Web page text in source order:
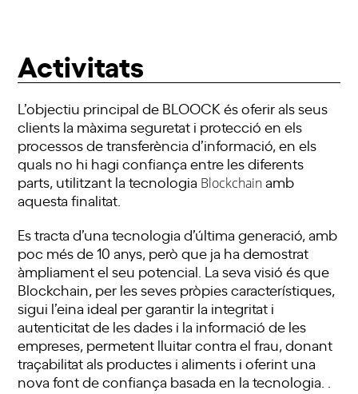
Activitats
L’objectiu principal de BLOOCK és oferir als seus
clients la màxima seguretat i protecció en els
processos de transferència d’informació, en els
quals no hi hagi confiança entre les diferents
parts, utilitzant la tecnologia Blockchainamb
aquesta finalitat.
Es tracta d’una tecnologia d’última generació, amb
poc més de10 anys, però que ja ha demostrat
àmpliament el seu potencial. La seva visió és que
Blockchain, per les seves pròpies característiques,
sigui l’eina ideal per garantir la integritat i
autenticitat de les dades i la informació de les
empreses, permetent lluitar contra el frau, donant
traçabilitat als productes i aliments i oferint una
nova font de confiança basada en la tecnologia. .